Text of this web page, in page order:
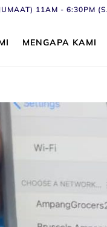
11AM - 6:30PM
MENGAPA KAMI